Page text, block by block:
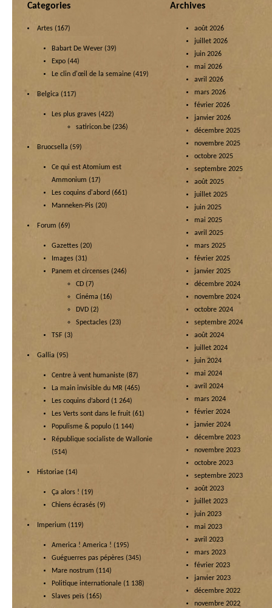
Categories
Artes (167)
Babart De Wever (39)
Expo (44)
Le clin d'œil de la semaine (419)
Belgica (117)
Les plus graves (422)
satiricon.be (236)
Bruocsella (59)
Ce qui est Atomium est
Ammonium (17)
Les coquins d'abord (661)
Manneken-Pis (20)
Forum (69)
Gazettes (20)
Images (31)
Panem et circenses (246)
CD (7)
Cinéma (16)
DVD (2)
Spectacles (23)
TSF (3)
Gallia (95)
Centre à vent humaniste (87)
La main invisible du MR (465)
Les coquins d’abord (1 264)
Les Verts sont dans le fruit (61)
Populisme & populo (1 144)
République socialiste de Wallonie
(514)
Historiae (14)
Ça alors ! (19)
Chiens écrasés (9)
Imperium (119)
America ! America ! (195)
Guéguerres pas pépères (345)
Mare nostrum (114)
Politique internationale (1 138)
Slaves peïs (165)
Archives
août 2026
juillet 2026
juin 2026
mai 2026
avril 2026
mars 2026
février 2026
janvier 2026
décembre 2025
novembre 2025
octobre 2025
septembre 2025
août 2025
juillet 2025
juin 2025
mai 2025
avril 2025
mars 2025
février 2025
janvier 2025
décembre 2024
novembre 2024
octobre 2024
septembre 2024
août 2024
juillet 2024
juin 2024
mai 2024
avril 2024
mars 2024
février 2024
janvier 2024
décembre 2023
novembre 2023
octobre 2023
septembre 2023
août 2023
juillet 2023
juin 2023
mai 2023
avril 2023
mars 2023
février 2023
janvier 2023
décembre 2022
novembre 2022